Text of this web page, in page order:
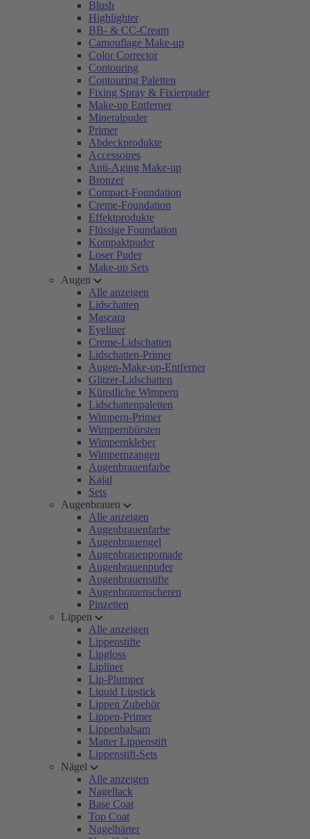
Blush
Highlighter
BB- & CC-Cream
Camouflage Make-up
Color Corrector
Contouring
Contouring Paletten
Fixing Spray & Fixierpuder
Make-up Entferner
Mineralpuder
Primer
Abdeckprodukte
Accessoires
Anti-Aging Make-up
Bronzer
Compact-Foundation
Creme-Foundation
Effektprodukte
Flüssige Foundation
Kompaktpuder
Loser Puder
Make-up Sets
Augen
Alle anzeigen
Lidschatten
Mascara
Eyeliner
Creme-Lidschatten
Lidschatten-Primer
Augen-Make-up-Entferner
Glitzer-Lidschatten
Künstliche Wimpern
Lidschattenpaletten
Wimpern-Primer
Wimpernbürsten
Wimpernkleber
Wimpernzangen
Augenbrauenfarbe
Kajal
Sets
Augenbrauen
Alle anzeigen
Augenbrauenfarbe
Augenbrauengel
Augenbrauenpomade
Augenbrauenpuder
Augenbrauenstifte
Augenbrauenscheren
Pinzetten
Lippen
Alle anzeigen
Lippenstifte
Lipgloss
Lipliner
Lip-Plumper
Liquid Lipstick
Lippen Zubehör
Lippen-Primer
Lippenbalsam
Matter Lippenstift
Lippenstift-Sets
Nägel
Alle anzeigen
Nagellack
Base Coat
Top Coat
Nagelhärter